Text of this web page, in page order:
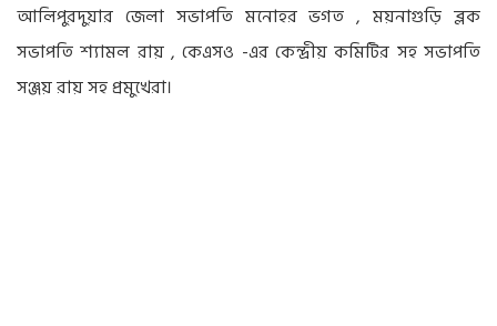
আলিপুরদুয়ার জেলা সভাপতি মনোহর ভগত , ময়নাগুড়ি ব্লক
সভাপতি শ‍্যামল রায় , কেএসও -এর কেন্দ্রীয় কমিটির সহ সভাপতি
সঞ্জয় রায় সহ প্রমুখেরা।